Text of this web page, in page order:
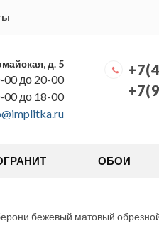
д. 5
до 20-00
00 до 18-00
ОБОИ
бежевый матовый